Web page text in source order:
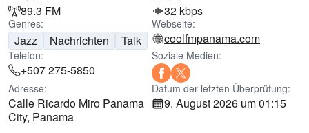
89.3 FM 32 kbps
Genres:
Jazz Nachrichten Talk
Webseite:
coolfmpanama.com
Telefon:
+507 275-5850
Soziale Medien:
Adresse:
Calle Ricardo Miro Panama
City, Panama
Datum der letzten Überprüfung:
9. August 2026 um 01:15